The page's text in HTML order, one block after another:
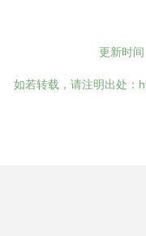
更新时
如若转载，请注明出处：